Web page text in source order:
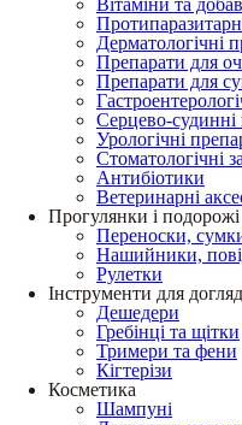
Вітаміни та
Дерматологічні
Препарати для
Препарати для
Серцево-судинні
Урологічні
Стоматологічні
Антибіотики
Ветеринарні
Прогулянки і подорожі
Переноски,
Нашийники,
Рулетки
Інструменти для
Дешедери
Гребінці та щітки
Тримери та фени
Кігтерізи
Косметика
Шампуні